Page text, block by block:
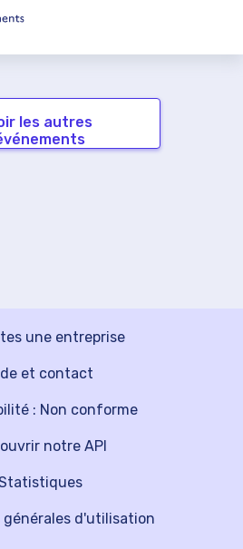
les autres
une entreprise
notre API
et contact
: Non conforme
générales d'utilisation